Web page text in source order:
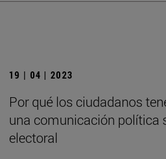
19 | 04 | 2023
Por qué los ciudadanos
una comunicación política
electoral